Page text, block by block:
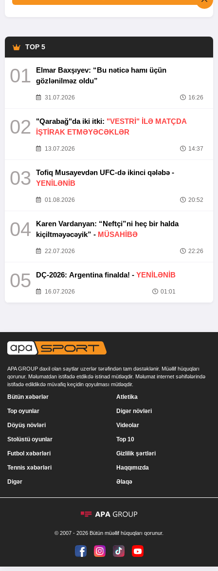
TOP 5
01
Elmar Baxşıyev: “Bu nəticə hamı üçün
gözlənilməz oldu”
31.07.2026 16:26
02 "Qarabağ"da iki itki: "VESTRİ" İLƏ MATÇDA
İŞTİRAK ETMƏYƏCƏKLƏR
13.07.2026 14:37
03
Tofiq Musayevdən UFC-də ikinci qələbə -
YENİLƏNİB
01.08.2026 20:52
04
Karen Vardanyan: “Neftçi”ni heç bir halda
kiçiltməyəcəyik” - MÜSAHİBƏ
22.07.2026 22:26
05 DÇ-2026: Argentina finalda! - YENİLƏNİB
16.07.2026 01:01
APA GROUP daxil olan saytlar uzerlər tərəfindən tam dəstəklənir. Müəllif hüquqları
qorunur. Məlumatdan istifadə etdikdə istinad mütləqdir. Məlumat internet səhifələrində
istifadə edildikdə müvafiq keçidin qoyulması mütləqdir.
Bütün xəbərlər
Top oyunlar
Döyüş növləri
Stolüstü oyunlar
Atletika
Digər növləri
Videolar
Top 10
Futbol xəbərləri
Tennis xəbərləri
Digər
Gizlilik şərtləri
Haqqımızda
Əlaqə
© 2007 - 2026 Bütün müəllif hüquqları qorunur.